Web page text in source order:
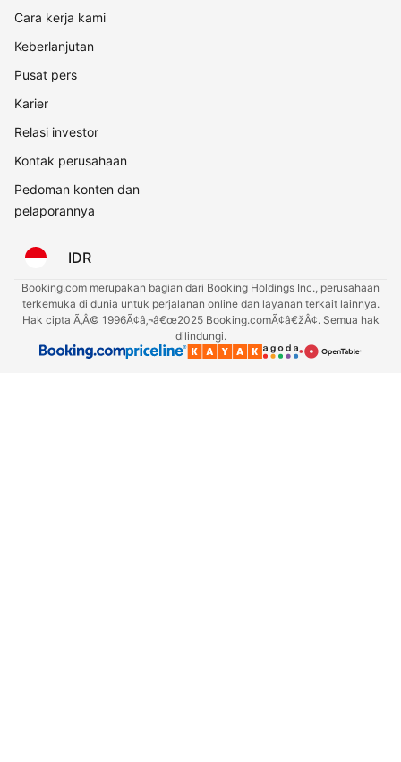
Cara kerja kami
Keberlanjutan
Pusat pers
Karier
Relasi investor
Kontak perusahaan
Pedoman konten dan
pelaporannya
IDR
Booking.com merupakan bagian dari Booking Holdings Inc., perusahaan
terkemuka di dunia untuk perjalanan online dan layanan terkait lainnya.
Hak cipta Ã‚Â© 1996Ã¢â‚¬â€œ2025 Booking.comÃ¢â€žÂ¢. Semua hak
dilindungi.